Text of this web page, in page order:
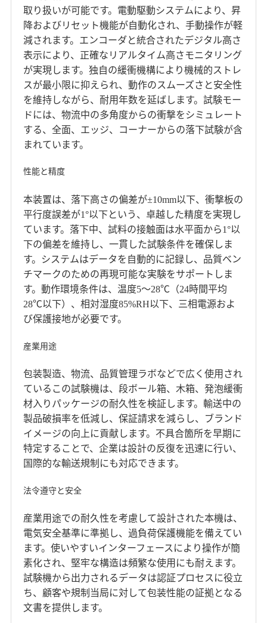
取り扱いが可能です。電動駆動システムにより、昇
降およびリセット機能が自動化され、手動操作が軽
減されます。エンコーダと統合されたデジタル高さ
表示により、正確なリアルタイム高さモニタリング
が実現します。独自の緩衝機構により機械的ストレ
スが最小限に抑えられ、動作のスムーズさと安全性
を維持しながら、耐用年数を延ばします。試験モー
ドには、物流中の多角度からの衝撃をシミュレート
する、全面、エッジ、コーナーからの落下試験が含
まれています。
性能と精度
本装置は、落下高さの偏差が±10mm以下、衝撃板の
平行度誤差が1°以下という、卓越した精度を実現し
ています。落下中、試料の接触面は水平面から1°以
下の偏差を維持し、一貫した試験条件を確保しま
す。システムはデータを自動的に記録し、品質ベン
チマークのための再現可能な実験をサポートしま
す。動作環境条件は、温度5～28℃（24時間平均
28℃以下）、相対湿度85%RH以下、三相電源およ
び保護接地が必要です。
産業用途
包装製造、物流、品質管理ラボなどで広く使用され
ているこの試験機は、段ボール箱、木箱、発泡緩衝
材入りパッケージの耐久性を検証します。輸送中の
製品破損率を低減し、保証請求を減らし、ブランド
イメージの向上に貢献します。不具合箇所を早期に
特定することで、企業は設計の反復を迅速に行い、
国際的な輸送規制にも対応できます。
法令遵守と安全
産業用途での耐久性を考慮して設計された本機は、
電気安全基準に準拠し、過負荷保護機能を備えてい
ます。使いやすいインターフェースにより操作が簡
素化され、堅牢な構造は頻繁な使用にも耐えます。
試験機から出力されるデータは認証プロセスに役立
ち、顧客や規制当局に対して包装性能の証拠となる
文書を提供します。